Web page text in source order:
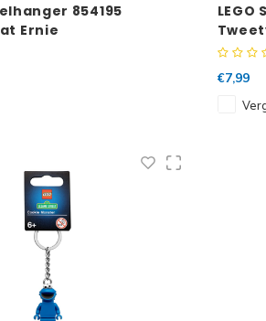
854195
Ernie
€7,99